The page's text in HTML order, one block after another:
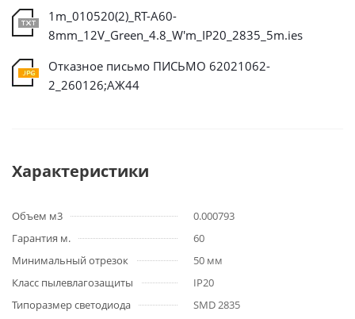
1m_010520(2)_RT-A60-
8mm_12V_Green_4.8_W'm_IP20_2835_5m.ies
Отказное письмо ПИСЬМО 62021062-
2_260126;АЖ44
Характеристики
Объем м3
0.000793
Гарантия м.
60
Минимальный отрезок
50 мм
Класс пылевлагозащиты
IP20
Типоразмер светодиода
SMD 2835